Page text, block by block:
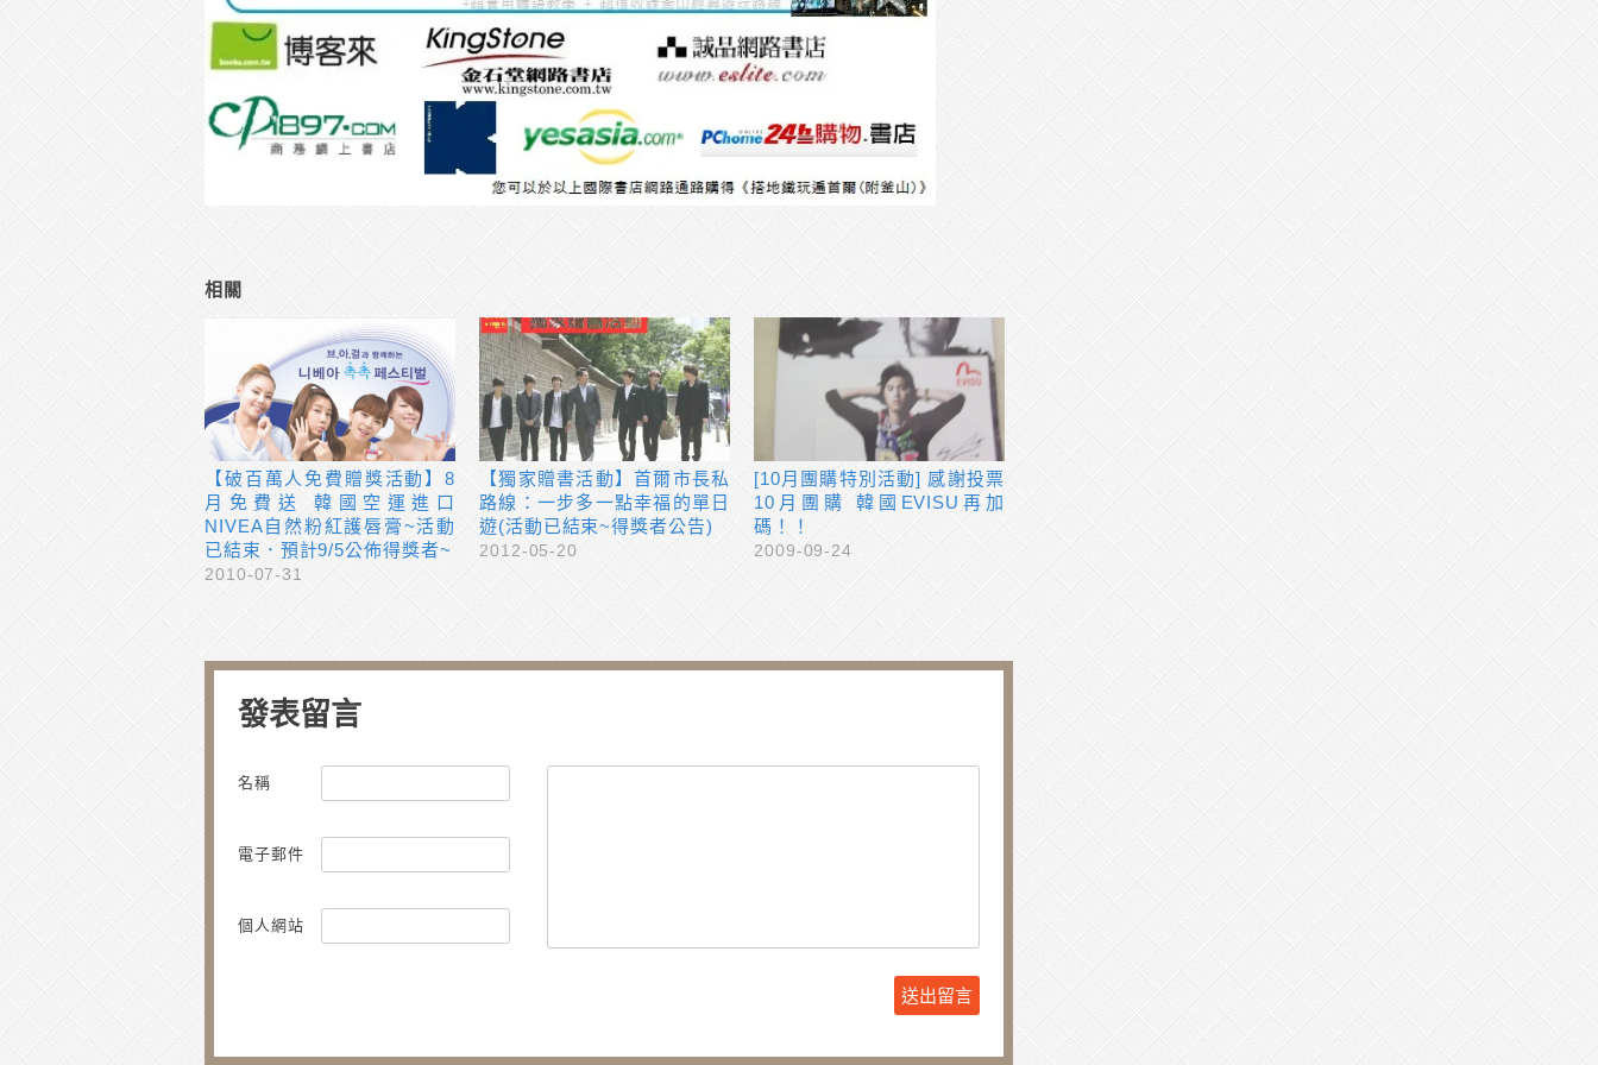
相關
【破百萬人免費贈獎活動】8
月免費送 韓國空運進口
NIVEA自然粉紅護唇膏~活動
已結束．預計9/5公佈得獎者~
2010-07-31
【獨家贈書活動】首爾市長私
路線：一步多一點幸福的單日
遊(活動已結束~得獎者公告)
2012-05-20
[10月團購特別活動] 感謝投票
10月團購 韓國EVISU再加
碼！！
2009-09-24
發表留言
名稱
電子郵件
個人網站